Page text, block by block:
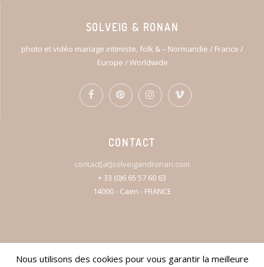
SOLVEIG & RONAN
photo et vidéo mariage intimiste, folk & – Normandie / France /
Europe / Worldwide
CONTACT
contact[at]solveigandronan.com
+ 33 (0)6 65 57 60 63
14000 - Caen - FRANCE
Nous utilisons des cookies pour vous garantir la meilleure